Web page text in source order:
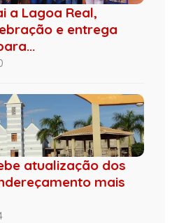
a Lagoa Real,
e entrega
atualização dos
mais